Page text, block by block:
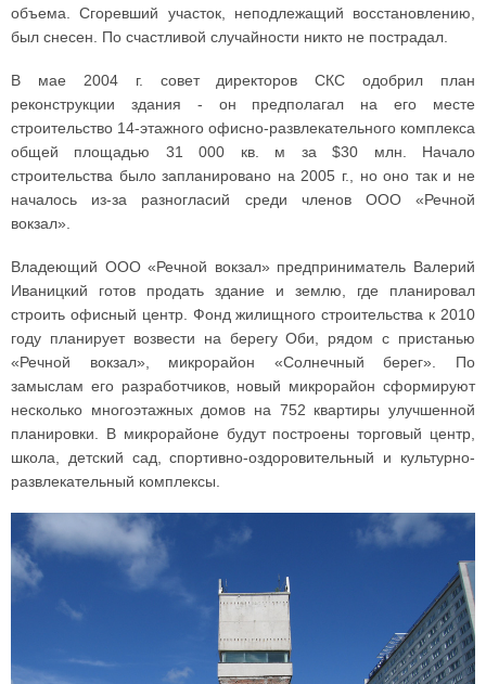
объема. Сгоревший участок, неподлежащий восстановлению,
был снесен. По счастливой случайности никто не пострадал.
В мае 2004 г. совет директоров СКС одобрил план
реконструкции здания - он предполагал на его месте
строительство 14-этажного офисно-развлекательного комплекса
общей площадью 31 000 кв. м за $30 млн. Начало
строительства было запланировано на 2005 г., но оно так и не
началось из-за разногласий среди членов ООО «Речной
вокзал».
Владеющий ООО «Речной вокзал» предприниматель Валерий
Иваницкий готов продать здание и землю, где планировал
строить офисный центр. Фонд жилищного строительства к 2010
году планирует возвести на берегу Оби, рядом с пристанью
«Речной вокзал», микрорайон «Солнечный берег». По
замыслам его разработчиков, новый микрорайон сформируют
несколько многоэтажных домов на 752 квартиры улучшенной
планировки. В микрорайоне будут построены торговый центр,
школа, детский сад, спортивно-оздоровительный и культурно-
развлекательный комплексы.